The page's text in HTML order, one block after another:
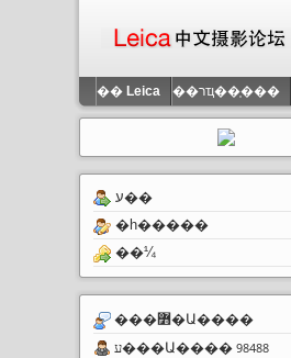
�� Leica ��רҵ��֤���
ע��
�һ�����
��¼
���߻�Ա����
ע���Ա���� 98488